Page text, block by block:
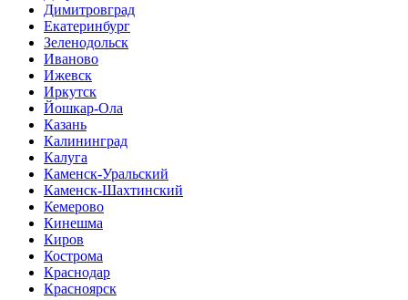
Димитровград
Екатеринбург
Зеленодольск
Иваново
Ижевск
Иркутск
Йошкар-Ола
Казань
Калининград
Калуга
Каменск-Уральский
Каменск-Шахтинский
Кемерово
Кинешма
Киров
Кострома
Краснодар
Красноярск